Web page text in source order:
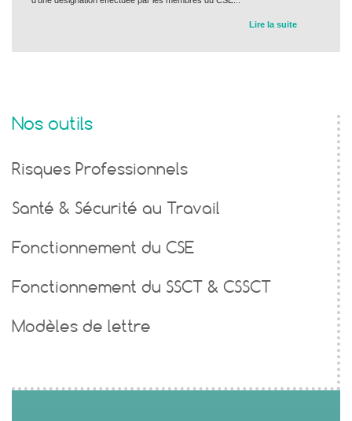
Nos outils
Risques Professionnels
Santé & Sécurité au Travail
Fonctionnement du CSE
Fonctionnement du SSCT & CSSCT
Modèles de lettre
Lire la suite